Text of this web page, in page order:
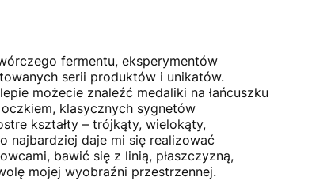
fermentu, eksperymentów
serii produktów i unikatów.
możecie znaleźć medaliki na łańcuszku
klasycznych sygnetów
kształty – trójkąty, wielokąty,
najbardziej daje mi się realizować
bawić się z linią, płaszczyzną,
mojej wyobraźni przestrzennej.